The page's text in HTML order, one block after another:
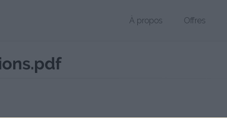
À propos Offres